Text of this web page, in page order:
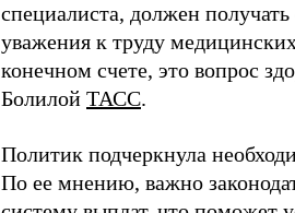
специалиста, должен
уважения к труду
конечном счете, это вопрос
Болилой ТАСС.
Политик подчеркнула
По ее мнению, важно